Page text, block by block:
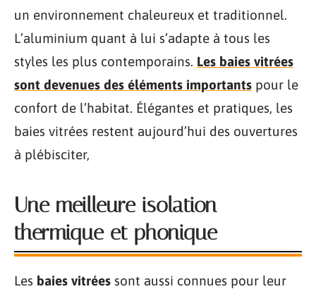
un environnement chaleureux et traditionnel.
L’aluminium quant à lui s’adapte à tous les
styles les plus contemporains. Les baies vitrées
sont devenues des éléments importants pour le
confort de l’habitat. Élégantes et pratiques, les
baies vitrées restent aujourd’hui des ouvertures
à plébisciter,
Une meilleure isolation
thermique et phonique
Les baies vitrées sont aussi connues pour leur